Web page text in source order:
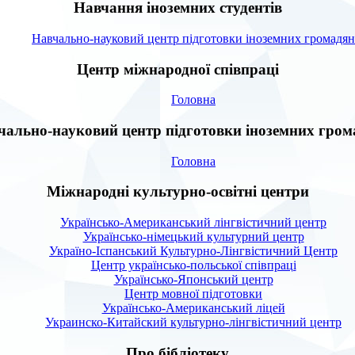
Навчання іноземних студентів
Навчально-науковий центр підготовки іноземних громадян
Центр міжнародної співпраці
Головна
науковий центр підготовки іноземних
Головна
Міжнародні культурно-освітні центри
Українсько-Американський лінгвістичний центр
Українсько-німецький культурний центр
Україно-Іспанський Культурно-Лінгвістичний Центр
Центр українсько-польської співпраці
Українсько-Японський центр
Центр мовної підготовки
Українсько-Американський ліцей
Украинско-Китайский культурно-лінгвістичний центр